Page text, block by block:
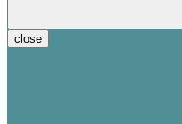
close